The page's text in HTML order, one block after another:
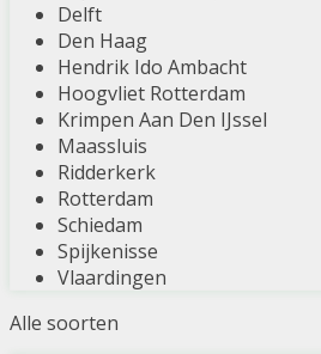
Delft
Den Haag
Hendrik Ido Ambacht
Hoogvliet Rotterdam
Krimpen Aan Den IJssel
Maassluis
Ridderkerk
Rotterdam
Schiedam
Spijkenisse
Vlaardingen
Alle soorten